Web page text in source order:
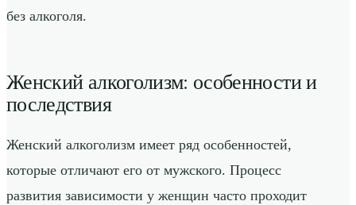
без алкоголя.
Женский алкоголизм: особенности и
последствия
Женский алкоголизм имеет ряд особенностей,
которые отличают его от мужского. Процесс
развития зависимости у женщин часто проходит